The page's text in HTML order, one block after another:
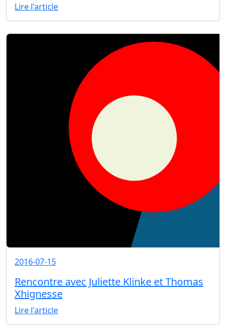
Lire l'article
2016-07-15
Rencontre avec Juliette Klinke et Thomas
Xhignesse
Lire l'article